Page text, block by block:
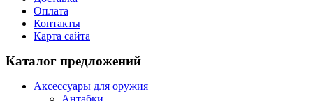
Оплата
Контакты
Карта сайта
Каталог предложений
Аксессуары для оружия
Антабки